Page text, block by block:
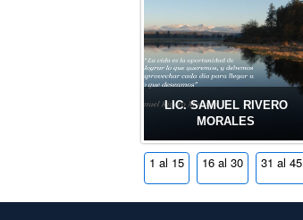
LIC. SAMUEL RIVERO
MORALES
1 al 15 16 al 30 31 al 45